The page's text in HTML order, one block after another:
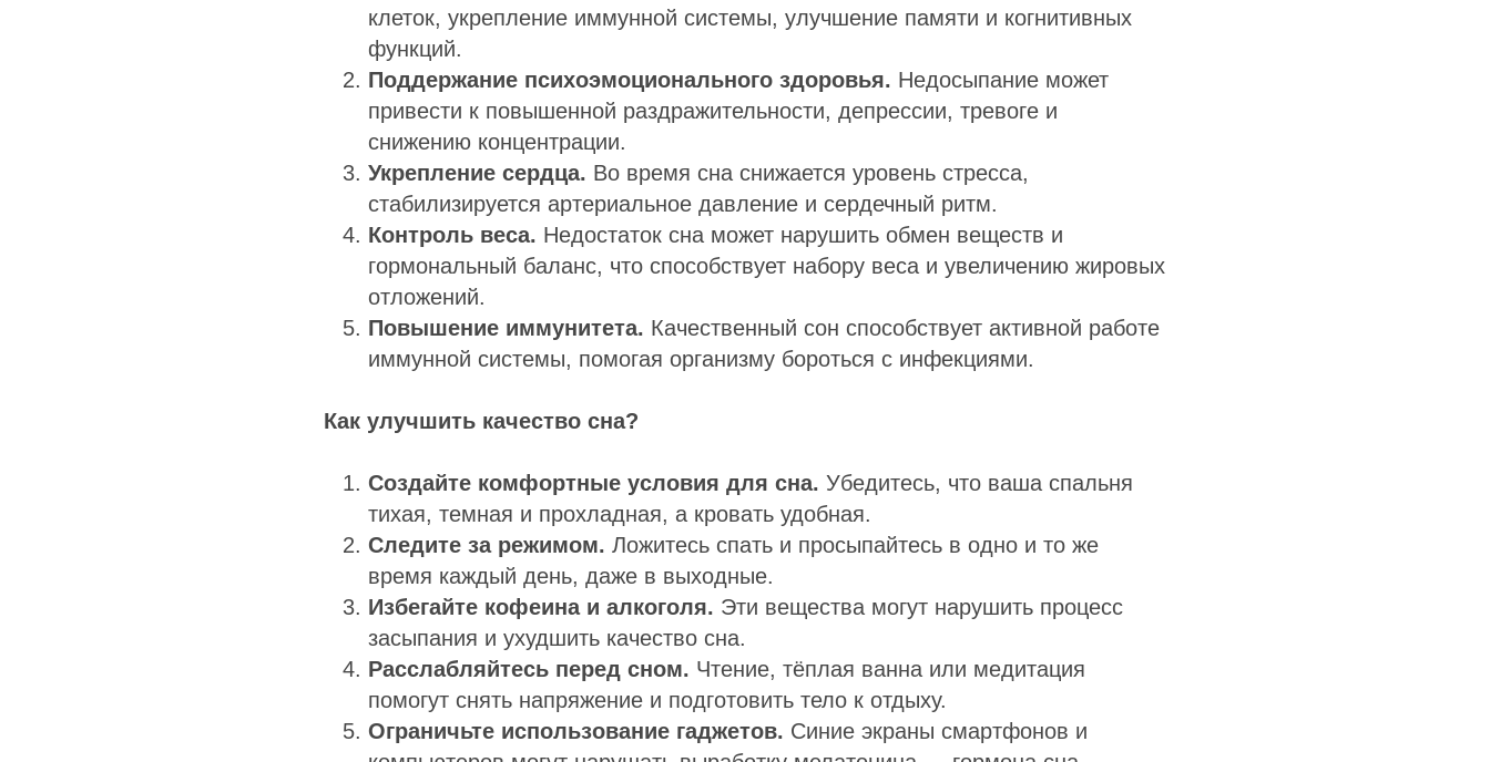
клеток, укрепление иммунной системы, улучшение памяти и когнитивных
функций.
Поддержание психоэмоционального здоровья. Недосыпание может
привести к повышенной раздражительности, депрессии, тревоге и
снижению концентрации.
Укрепление сердца. Во время сна снижается уровень стресса,
стабилизируется артериальное давление и сердечный ритм.
Контроль веса. Недостаток сна может нарушить обмен веществ и
гормональный баланс, что способствует набору веса и увеличению жировых
отложений.
Повышение иммунитета. Качественный сон способствует активной работе
иммунной системы, помогая организму бороться с инфекциями.
Как улучшить качество сна?
Создайте комфортные условия для сна. Убедитесь, что ваша спальня
тихая, темная и прохладная, а кровать удобная.
Следите за режимом. Ложитесь спать и просыпайтесь в одно и то же
время каждый день, даже в выходные.
Избегайте кофеина и алкоголя. Эти вещества могут нарушить процесс
засыпания и ухудшить качество сна.
Расслабляйтесь перед сном. Чтение, тёплая ванна или медитация
помогут снять напряжение и подготовить тело к отдыху.
Ограничьте использование гаджетов. Синие экраны смартфонов и